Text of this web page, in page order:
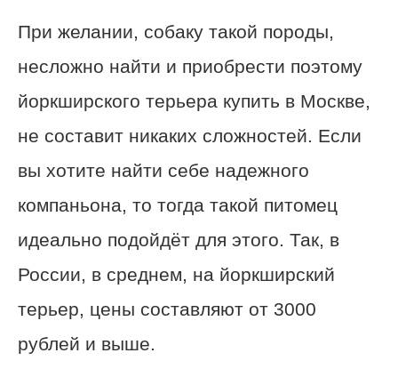
При желании, собаку такой породы,
несложно найти и приобрести поэтому
йоркширского терьера купить в Москве,
не составит никаких сложностей. Если
вы хотите найти себе надежного
компаньона, то тогда такой питомец
идеально подойдёт для этого. Так, в
России, в среднем, на йоркширский
терьер, цены составляют от 3000
рублей и выше.